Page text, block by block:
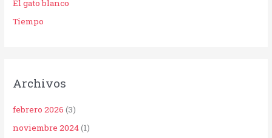
El gato blanco
Tiempo
Archivos
febrero 2026 (3)
noviembre 2024(1)